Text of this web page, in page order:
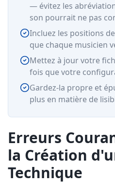
— évitez les
son pourrait ne pas
Incluez les positions
que chaque musicien
Mettez à jour votre
fois que votre
Gardez-la propre et
plus en matière de
Erreurs
la Création
Technique